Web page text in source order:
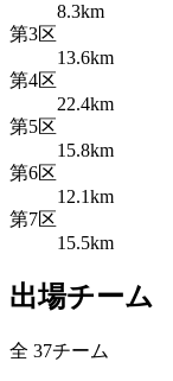
8.3km
第3区
13.6km
第4区
22.4km
第5区
15.8km
第6区
12.1km
第7区
15.5km
出場チーム
全 37チーム